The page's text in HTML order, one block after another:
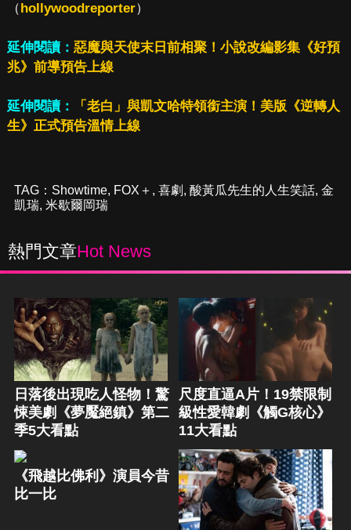
（hollywoodreporter）
延伸閱讀： 惡魔與天使末日前相聚！小說改編影集《好預
兆》前導預告上線
延伸閱讀：
「老白」與凱文哈特領銜主演！美版《逆轉人
生》正式預告溫情上線
TAG： Showtime, FOX＋ , 喜劇 , 酸黃瓜先生的人生笑話, 金
凱瑞, 米歇爾岡瑞
熱門文章Hot News
日落後出現吃人怪物！驚
悚美劇《夢魘絕鎮》第二
季5大看點
尺度直逼A片！19禁限制
級性愛韓劇《觸G核心》
11大看點
《飛越比佛利》演員今昔
比一比